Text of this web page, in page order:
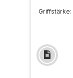
Griffstärke: